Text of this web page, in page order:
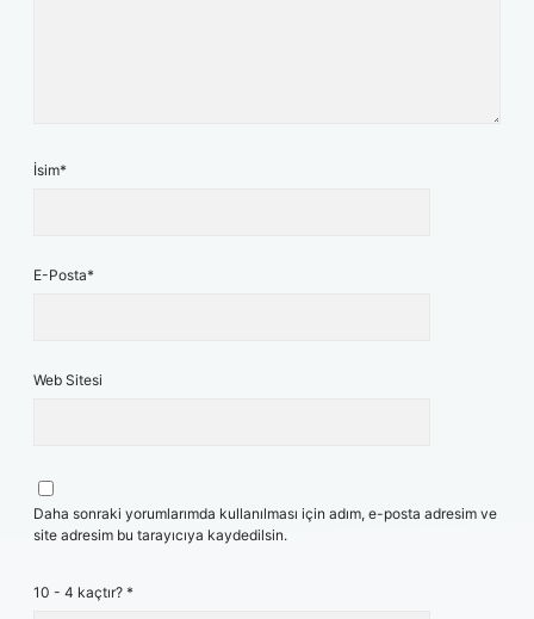
İsim*
E-Posta*
Web Sitesi
Daha sonraki yorumlarımda kullanılması için adım, e-posta adresim ve
site adresim bu tarayıcıya kaydedilsin.
10 - 4 kaçtır? *